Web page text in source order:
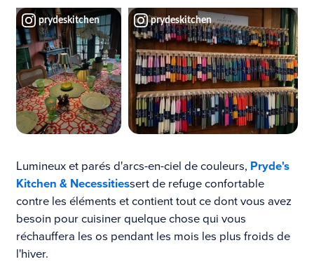
prydeskitchen prydeskitchen
Lumineux et parés d'arcs-en-ciel de couleurs, Pryde's
Kitchen & Necessitiessert de refuge confortable
contre les éléments et contient tout ce dont vous avez
besoin pour cuisiner quelque chose qui vous
réchauffera les os pendant les mois les plus froids de
l'hiver.